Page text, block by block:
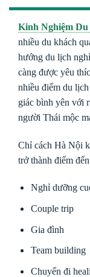
Kinh Nghiệm
nhiều du khách
hướng du lịch
càng được yêu
nhiều điểm du
giác bình yên với
người Thái mộc
Chỉ cách Hà Nội
trở thành điểm
Nghỉ dưỡng
Couple trip
Gia đình
Team building
Chuyến đi